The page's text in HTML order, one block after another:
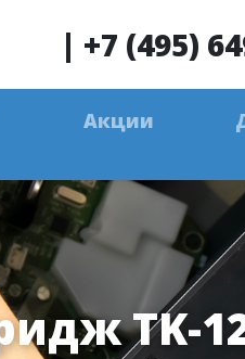
| +7 (495)
Акции
TK-